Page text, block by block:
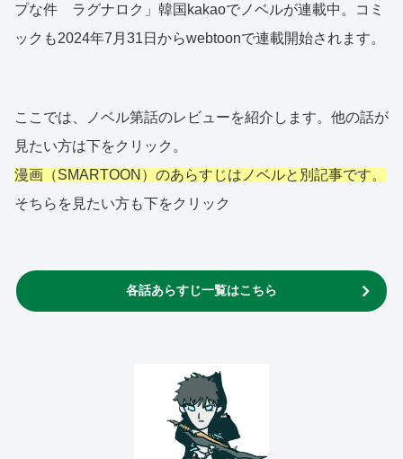
プな件 ラグナロク」韓国kakaoでノベルが連載中。コミ
ックも2024年7月31日からwebtoonで連載開始されます。
ここでは、ノベル第話のレビューを紹介します。他の話が
見たい方は下をクリック。
漫画（SMARTOON）のあらすじは ノベルと 別記事です。
そちらを見たい方も下をクリック
各話あらすじ一覧はこちら